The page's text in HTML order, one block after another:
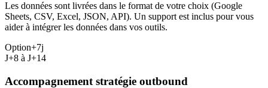
Les données sont livrées dans le format de votre choix (Google
Sheets, CSV, Excel, JSON, API). Un support est inclus pour vous
aider à intégrer les données dans vos outils.
Option+7j
J+8 à J+14
Accompagnement stratégie outbound